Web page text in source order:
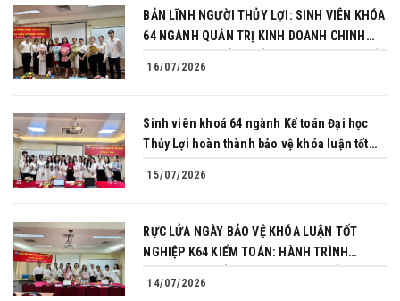
BẢN LĨNH NGƯỜI THỦY LỢI: SINH VIÊN KHÓA
64 NGÀNH QUẢN TRỊ KINH DOANH CHINH
16/07/2026
Sinh viên khoá 64 ngành Kế toán Đại học
Thủy Lợi hoàn thành bảo vệ khóa luận tốt
15/07/2026
RỰC LỬA NGÀY BẢO VỆ KHÓA LUẬN TỐT
NGHIỆP K64 KIỂM TOÁN: HÀNH TRÌNH
14/07/2026